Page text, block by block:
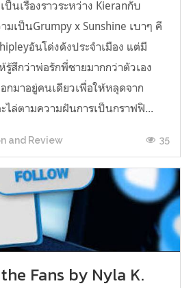
ป็นเรื่องราวระหว่าง Kieranกับ
มเป็นGrumpy x Sunshine เบาๆ คี
อันโด่งดังประจำเมือง แต่มี
สึกว่าพ่อรักพี่ชายมากกว่าตัวเอง
กมาอยู่คนเดียวเพื่อให้หลุดจาก
ล่ตามความฝันการเป็นกราฟฟิ...
and Review 35
Fans by Nyla K.